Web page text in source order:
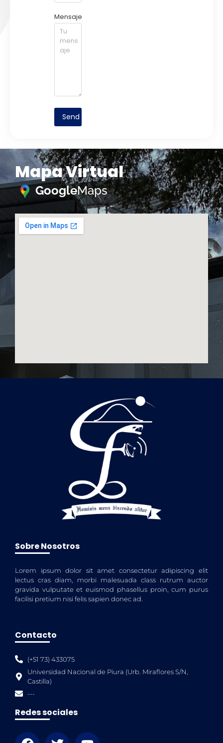
Mensaje
Send
Mapa Virtual
GoogleMaps
Sobre Nosotros
Lorem ipsum dolor sit amet consectetur adipiscing elit
lectus cras diam, morbi malesuada class rutrum auctor
gravida vulputate et euismod phasellus proin, cum purus
facilisi pretium nisi felis sapien donec ad.
Contacto
(+51 73) 433075
Universidad Nacional de Piura (Urb. Miraflores S/N,
Castilla)
---
Redes sociales